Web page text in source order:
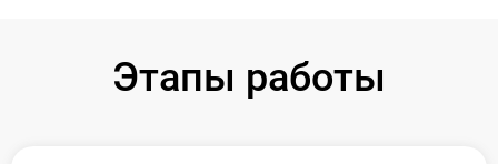
Этапы работы